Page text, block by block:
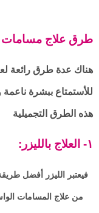
:طرق علاج مسامات
هناك عدة طرق رائعة
للأستمتاع ببشرة
هذه الطرق التجميلية
:١- العلاج بالليزر
فيعتبر الليزر أفضل
من علاج المسامات